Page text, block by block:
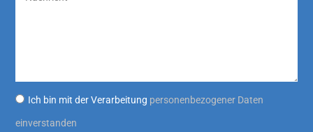
Ich bin mit der Verarbeitung personenbezogener Daten
einverstanden